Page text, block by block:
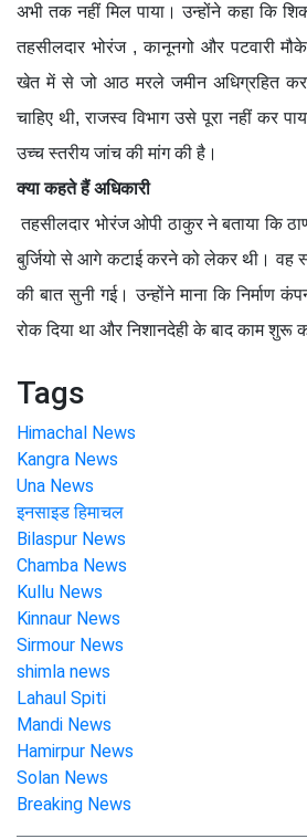
अभी तक नहीं मिल पाया। उन्होंने कहा कि
तहसीलदार भोरंज , कानूनगो और पटवारी
खेत में से जो आठ मरले जमीन अधिग्रहित
चाहिए थी, राजस्व विभाग उसे पूरा नहीं कर
उच्च स्तरीय जांच की मांग की है।
क्या कहते हैं अधिकारी
तहसीलदार भोरंज ओपी ठाकुर ने बताया कि
बुर्जियो से आगे कटाई करने को लेकर थी। वह
की बात सुनी गई। उन्होंने माना कि निर्माण
रोक दिया था और निशानदेही के बाद काम शुरू
Tags
Himachal News
Kangra News
Una News
इनसाइड हिमाचल
Bilaspur News
Chamba News
Kullu News
Kinnaur News
Sirmour News
shimla news
Lahaul Spiti
Mandi News
Hamirpur News
Solan News
Breaking News